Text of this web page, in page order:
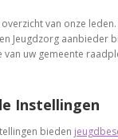
van onze leden.
Jeugdzorg aanbieder
van uw gemeente
Instellingen
bieden